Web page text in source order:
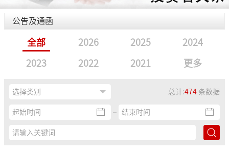
公告及通函
全部 2026 2025 2024
2023 2022 2021 更多
总计:474 条数据